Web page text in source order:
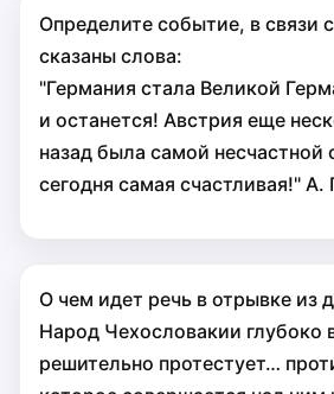
Определите событие, в связи
сказаны слова:
"Германия стала Великой
и останется! Австрия еще
назад была самой несчастной
сегодня самая счастливая!" А.
О чем идет речь в отрывке из
Народ Чехословакии глубоко
реши­тельно протестует…